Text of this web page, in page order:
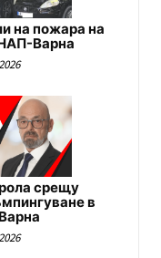
на пожара на
Варна
срещу
в